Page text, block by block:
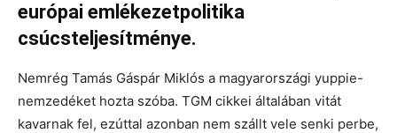
európai emlékezetpolitika
csúcsteljesítménye.
Nemrég Tamás Gáspár Miklós a magyarországi yuppie-
nemzedéket hozta szóba. TGM cikkei általában vitát
kavarnak fel, ezúttal azonban nem szállt vele senki perbe,